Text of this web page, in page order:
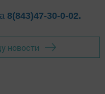
8(843)47-30-0-02.
новости